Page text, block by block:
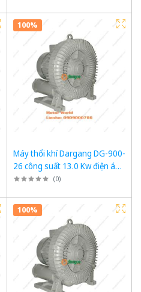
100%
Máy thổi khí Dargang DG-900-
26 công suất 13.0 Kw điện áp
3 pha 380VAC, 50Hz
(0)
100%